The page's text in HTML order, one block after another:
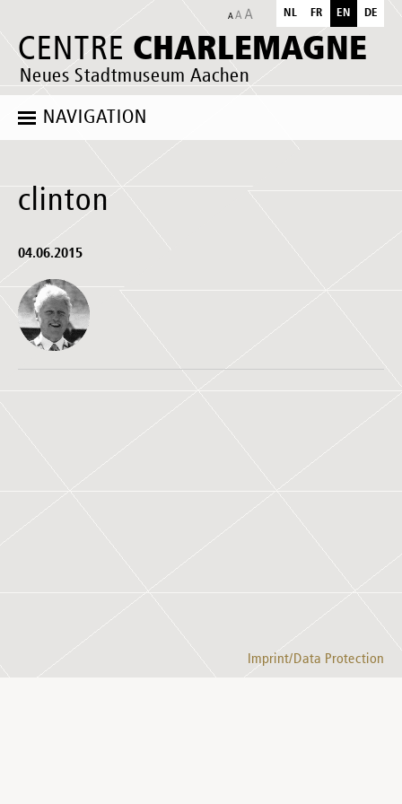
CENTRE CHARLEMAGNE
Neues Stadtmuseum Aachen
NL FR EN DE
NAVIGATION
clinton
04.06.2015
Imprint/Data Protection